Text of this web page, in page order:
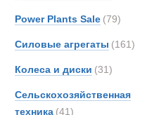
Power Plants Sale (79)
Силовые агрегаты (161)
Колеса и диски (31)
Сельскохозяйственная
техника (41)